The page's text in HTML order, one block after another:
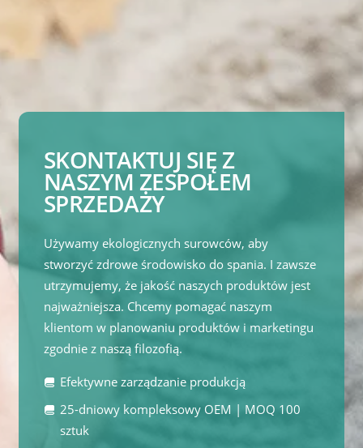
SKONTAKTUJ SIĘ Z
NASZYM ZESPOŁEM
SPRZEDAŻY
Używamy ekologicznych surowców, aby
stworzyć zdrowe środowisko do spania. I zawsze
utrzymujemy, że jakość naszych produktów jest
najważniejsza. Chcemy pomagać naszym
klientom w planowaniu produktów i marketingu
zgodnie z naszą filozofią.
Efektywne zarządzanie produkcją
25-dniowy kompleksowy OEM | MOQ 100
sztuk